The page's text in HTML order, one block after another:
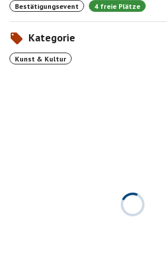
Wer möchte mit mir vorher was
?
https://www.berlinersingles.de/
nt/35336
Bestätigungsevent 4 freie Plätze
Kategorie
Kunst & Kultur